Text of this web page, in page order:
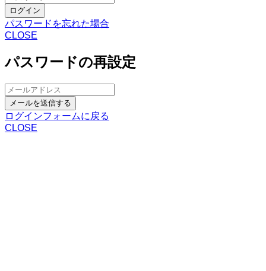
ログイン
パスワードを忘れた場合
CLOSE
パスワードの再設定
メールを送信する
ログインフォームに戻る
CLOSE